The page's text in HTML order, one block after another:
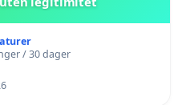
/ 30 dager